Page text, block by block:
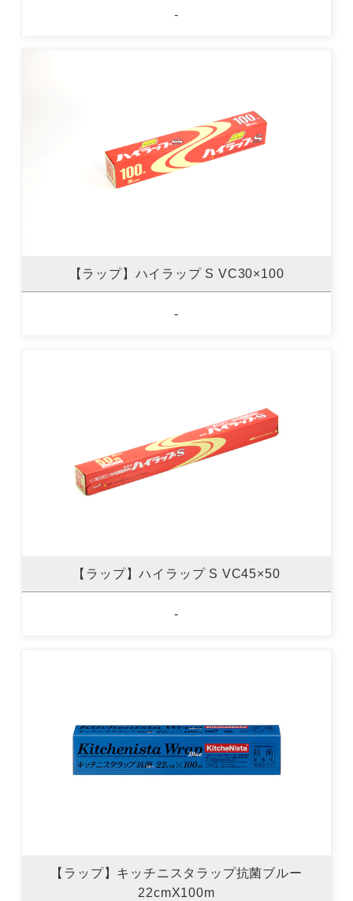
-
【ラップ】ハイラップ S VC30×100
-
【ラップ】ハイラップ S VC45×50
-
【ラップ】キッチニスタラップ抗菌ブルー
22cmX100m